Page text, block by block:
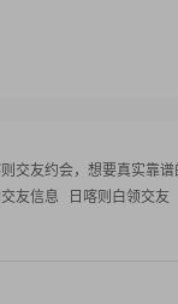
则交友约会，想要真实靠
友信息 日喀则白领交友